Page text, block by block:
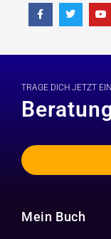
TRAGE DICH JETZT
Mein Buch